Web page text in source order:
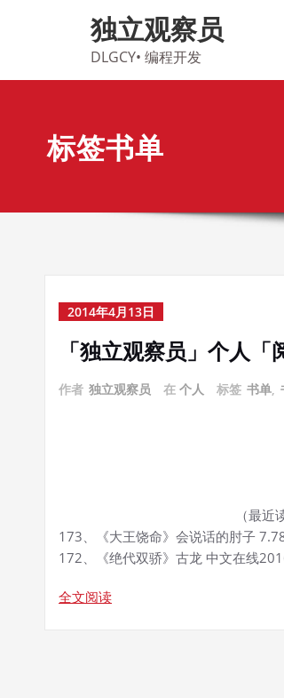
独立观察员
DLGCY• 编程开发
标签书单
2014年4月13日
「独立观察员」个人「
作者 独立观察员 在 个人 标签 书单,
（最
173、《大王饶命》会说话的肘子
172、《绝代双骄》古龙 中文在线
全文阅读